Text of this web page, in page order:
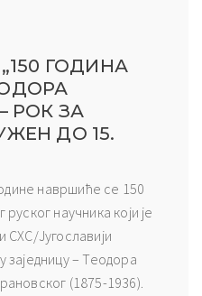
ГОДИНА
РОК ЗА
ДО 15.
навршиће се 150
научника који је
СХС/Југославији
заједницу – Теодора
(1875-1936).